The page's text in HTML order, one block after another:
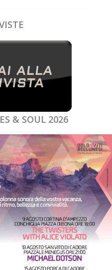
& SOUL 2026